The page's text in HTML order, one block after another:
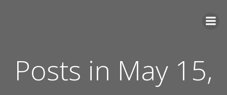
Posts in May 15,